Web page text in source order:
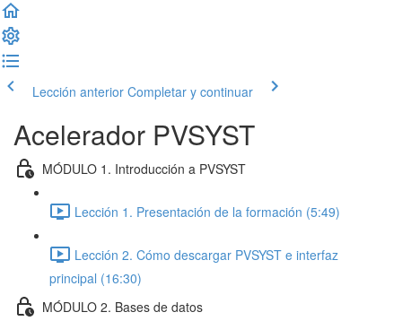
Lección anterior Completar y continuar
Acelerador PVSYST
MÓDULO 1. Introducción a PVSYST
Lección 1. Presentación de la formación (5:49)
Lección 2. Cómo descargar PVSYST e interfaz
principal (16:30)
MÓDULO 2. Bases de datos